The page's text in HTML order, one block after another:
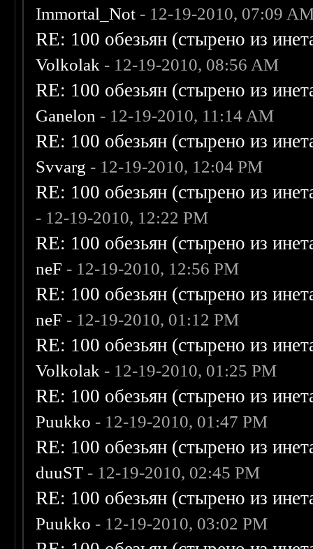
Immortal_Not - 12-19-2010, 07:09
RE: 100 обезьян (стырено из
Volkolak - 12-19-2010, 08:56 AM
RE: 100 обезьян (стырено из
Ganelon - 12-19-2010, 11:14 AM
RE: 100 обезьян (стырено из
Svvarg - 12-19-2010, 12:04 PM
RE: 100 обезьян (стырено из
- 12-19-2010, 12:22 PM
RE: 100 обезьян (стырено из
neF - 12-19-2010, 12:56 PM
RE: 100 обезьян (стырено из
neF - 12-19-2010, 01:12 PM
RE: 100 обезьян (стырено из
Volkolak - 12-19-2010, 01:25 PM
RE: 100 обезьян (стырено из
Puukko - 12-19-2010, 01:47 PM
RE: 100 обезьян (стырено из
duuST - 12-19-2010, 02:45 PM
RE: 100 обезьян (стырено из
Puukko - 12-19-2010, 03:02 PM